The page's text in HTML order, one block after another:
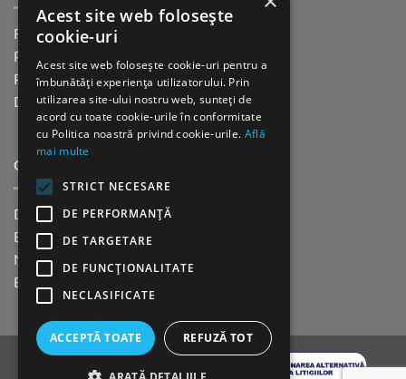
Returnare in 30 de zile
Plata cu cardul Guerrilla
Plata in rate fara dobanda
Distributie sau profesionisti
CINE SUNTEM?
Despre noi
Blog
Newsletter
Evenimente
Acest site web folosește
cookie-uri
Acest site web folosește cookie-uri pentru a
îmbunătăți experiența utilizatorului. Prin
utilizarea site-ului nostru web, sunteți de
acord cu toate cookie-urile în conformitate
cu Politica noastră privind cookie-urile. Află
mai multe
STRICT NECESARE
DE PERFORMANȚĂ
DE TARGETARE
DE FUNCŢIONALITATE
NECLASIFICATE
ACCEPTĂ TOATE REFUZĂ TOT